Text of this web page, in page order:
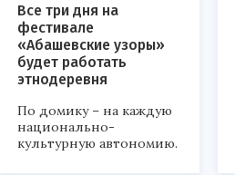
Все три дня на
фестивале
«Абашевские узоры»
будет работать
этнодеревня
По домику – на каждую
национально-
культурную автономию.